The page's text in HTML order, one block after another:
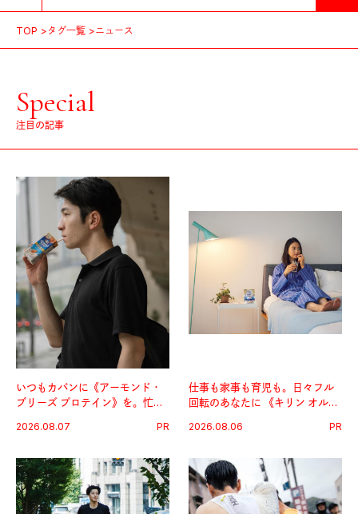
TOP タグ一覧 ニュース
Special
注目の記事
いつもカバンに《アーモンド・
ブリーズ プロテイン》を。忙し
グ習慣。
2026.08.07 PR
仕事も家事も育児も。日々フル
回転のあなたに 《キリン オルニ
2026.08.06 PR